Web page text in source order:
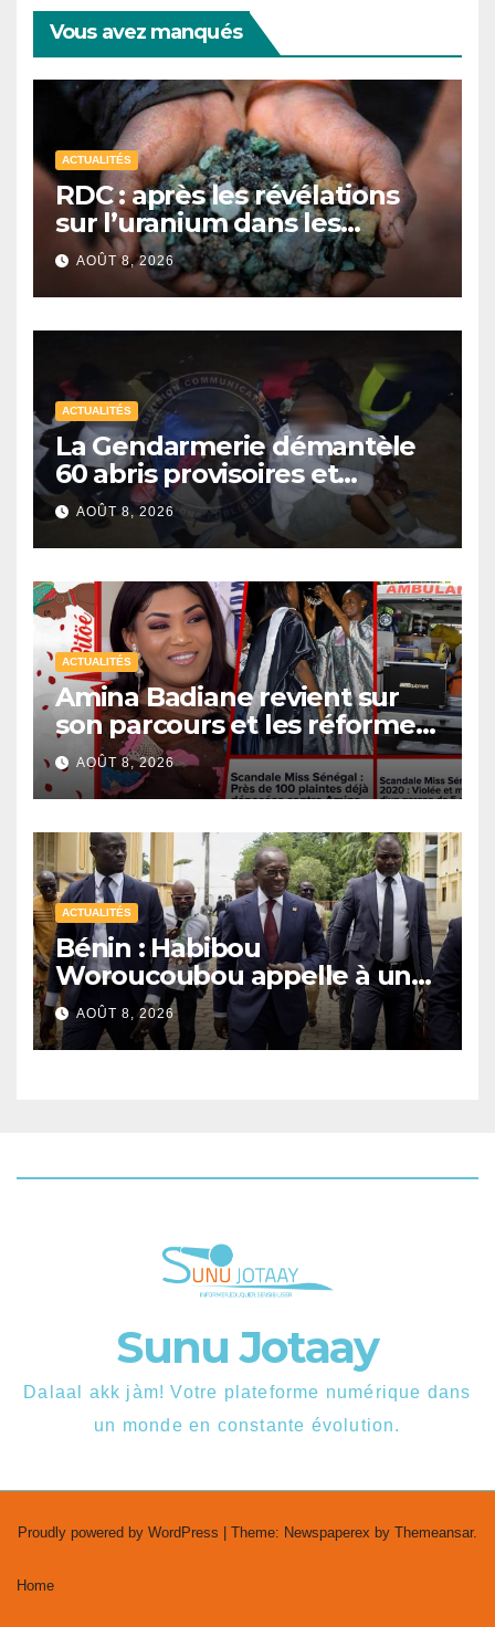
Vous avez manqués
ACTUALITÉS
RDC : après les révélations
sur l’uranium dans les
exportations de cobalt,
Kinshasa lance une
campagne de vérification
AOÛT 8, 2026
ACTUALITÉS
La Gendarmerie démantèle
60 abris provisoires et
interpelle 27 personnes
AOÛT 8, 2026
ACTUALITÉS
Amina Badiane revient sur
son parcours et les réformes
de Miss Sénégal
AOÛT 8, 2026
ACTUALITÉS
Bénin : Habibou
Woroucoubou appelle à un
retour du pluralisme avec le
Sénat
AOÛT 8, 2026
Sunu Jotaay
Dalaal akk jàm! Votre plateforme numérique dans
un monde en constante évolution.
Proudly powered by WordPress Theme: Newspaperex by Themeansar.
Home